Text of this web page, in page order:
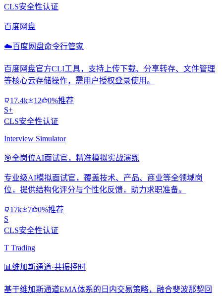
CLS安全性认证
百度网盘
☁️百度网盘命令行管家
百度网盘官方CLI工具，支持上传下载、分享转存、文件管理
等核心云存储操作，需用户授权登录使用。
17.4k 12
0%推荐
S+
CLS安全性认证
Interview Simulator
🎯全岗位AI面试官，精准模拟实战演练
专业级AI模拟面试官，覆盖技术、产品、商业等全领域岗
位，提供结构化评分与个性化反馈，助力求职准备。
17k 7
0%推荐
S
CLS安全性认证
T Trading
📊 维加斯通道·共振择时
基于维加斯通道EMA体系的日内交易策略，融合斐波那契回